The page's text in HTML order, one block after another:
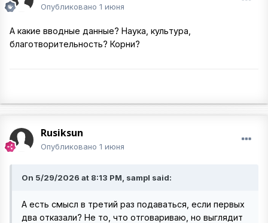
Опубликовано 1 июня
А какие вводные данные? Наука, культура,
благотворительность? Корни?
Rusiksun
Опубликовано 1 июня
On 5/29/2026 at 8:13 PM, sampl said:
А есть смысл в третий раз подаваться, если первых
два отказали? Не то, что отговариваю, но выглядит